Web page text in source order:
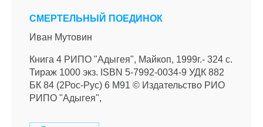
СМЕРТЕЛЬНЫЙ ПОЕДИНОК
Иван Мутовин
Книга 4 РИПО "Адыгея", Майкоп, 1999г.- 324 с.
Тираж 1000 экз. ISBN 5-7992-0034-9 УДК 882
БК 84 (2Рос-Рус) 6 М91 © Издательство РИО
РИПО "Адыгея",